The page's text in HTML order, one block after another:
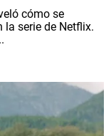
cómo se
serie de Netflix.